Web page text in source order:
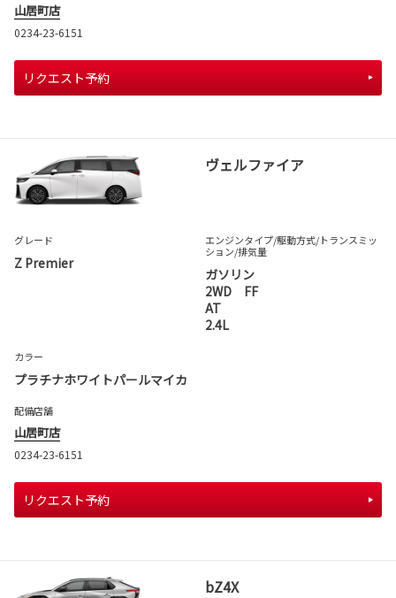
山居町店
0234-23-6151
リクエスト予約
ヴェルファイア
グレード
Z Premier
エンジンタイプ/駆動方式/トランスミッ
ション/排気量
ガソリン
2WD FF
AT
2.4L
カラー
プラチナホワイトパールマイカ
配備店舗
山居町店
0234-23-6151
リクエスト予約
bZ4X